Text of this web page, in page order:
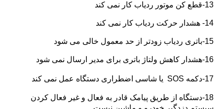
13-قطع کن موتور ردیاب کار نمی کند
14- هشدار حرکت ردیاب کار نمی کند
15-باتری ردیاب زودتر از حد معمول خالی می شود
16-هشدار کاهش ولتاژ باتری برای مدیر ارسال نمی شود
17-دکمه SOS یا شاسی اضطراری دستگاه عمل نمی کند
18-دستگاه از طریق پیامک قادر به فعال و غیر فعال کردن